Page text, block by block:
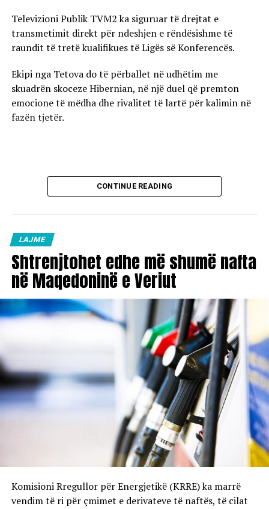
Televizioni Publik TVM2 ka siguruar të drejtat e
transmetimit direkt për ndeshjen e rëndësishme të
raundit të tretë kualifikues të Ligës së Konferencës.
Ekipi nga Tetova do të përballet në udhëtim me
skuadrën skoceze Hibernian, në një duel që premton
emocione të mëdha dhe rivalitet të lartë për kalimin në
fazën tjetër.
CONTINUE READING
LAJME
Shtrenjtohet edhe më shumë nafta
në Maqedoninë e Veriut
Komisioni Rregullor për Energjetikë (KRRE) ka marrë
vendim të ri për çmimet e derivateve të naftës, të cilat